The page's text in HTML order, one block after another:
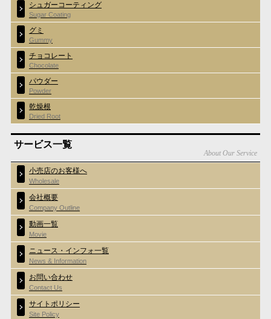
シュガーコーティング
Sugar Coating
グミ
Gummy
チョコレート
Chocolate
パウダー
Powder
乾燥根
Dried Root
サービス一覧
About Our Service
小売店のお客様へ
Wholesale
会社概要
Company Outline
動画一覧
Movie
ニュース・インフォ一覧
News & Information
お問い合わせ
Contact Us
サイトポリシー
Site Policy